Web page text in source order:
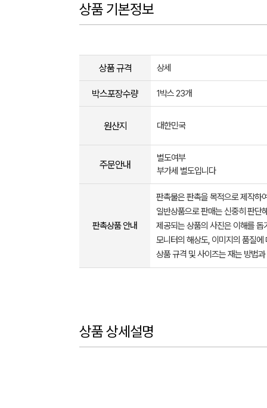
상품 기본정보
상품 규격 상세
박스포장수량 1박스 23개
원산지 대한민국
주문안내
별도여부
부가세 별도입니다
판촉상품 안내
판촉물은 판촉을 목적으로 제작하
일반상품으로 판매는 신중히 판단
제공되는 상품의 사진은 이해를
모니터의 해상도, 이미지의 품질
상품 규격 및 사이즈는 재는 방법
상품 상세설명